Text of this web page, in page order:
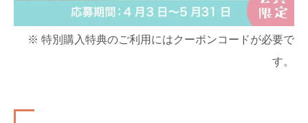
※ 特別購入特典のご利用にはクーポンコードが必要で
す。